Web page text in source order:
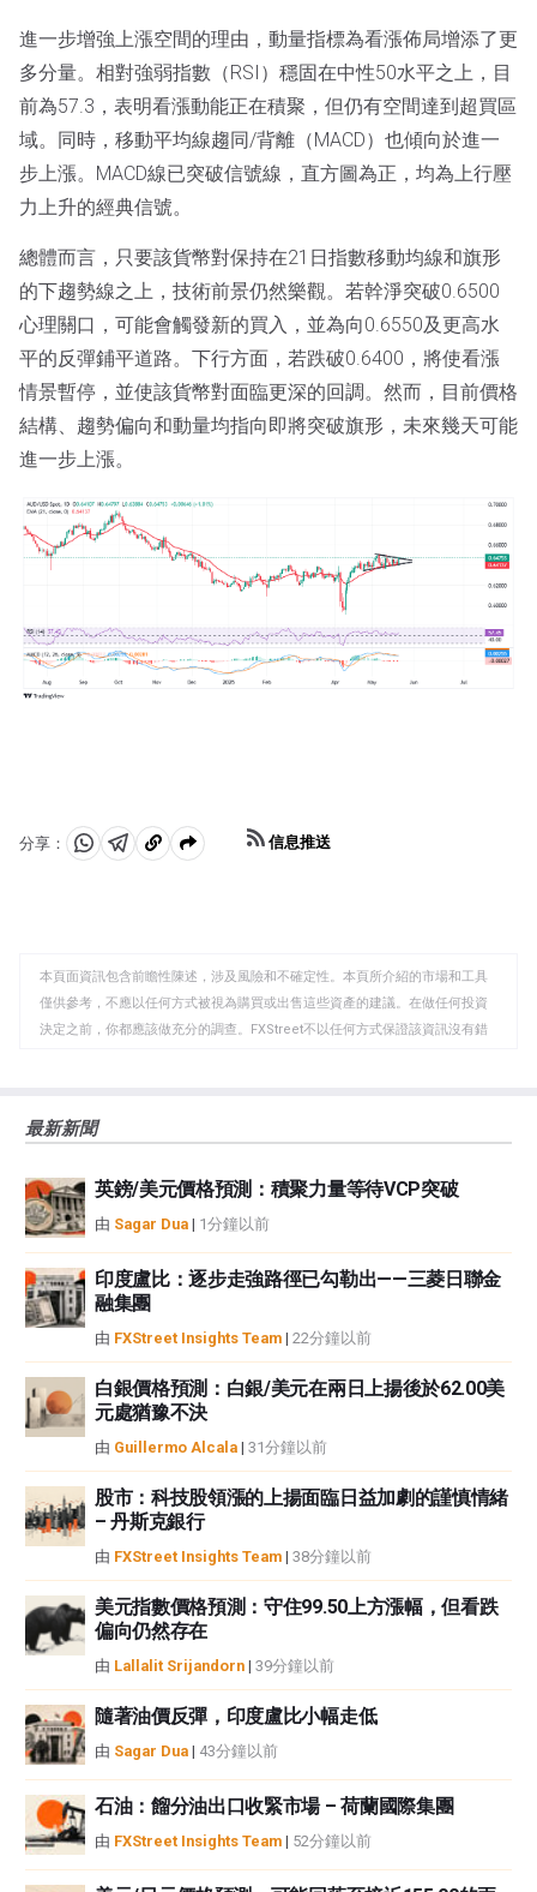
進一步增強上漲空間的理由，動量指標為看漲佈局增添了更
多分量。相對強弱指數（RSI）穩固在中性50水平之上，目
前為57.3，表明看漲動能正在積聚，但仍有空間達到超買區
域。同時，移動平均線趨同/背離（MACD）也傾向於進一
步上漲。MACD線已突破信號線，直方圖為正，均為上行壓
力上升的經典信號。
總體而言，只要該貨幣對保持在21日指數移動均線和旗形
的下趨勢線之上，技術前景仍然樂觀。若幹淨突破0.6500
心理關口，可能會觸發新的買入，並為向0.6550及更高水
平的反彈鋪平道路。下行方面，若跌破0.6400，將使看漲
情景暫停，並使該貨幣對面臨更深的回調。然而，目前價格
結構、趨勢偏向和動量均指向即將突破旗形，未來幾天可能
進一步上漲。
分享：
分 分 複
板
信息推送
本頁面資訊包含前瞻性陳述，涉及風險和不確定性。本頁所介紹的市場和工具
僅供參考，不應以任何方式被視為購買或出售這些資產的建議。在做任何投資
決定之前，你都應該做充分的調查。FXStreet不以任何方式保證該資訊沒有錯
觀點，並不代表FXStreet或其廣告商的官方政策或立場。作者不對本頁連結的
如果文章正文中沒有明確提到，在撰寫本文時，作者在本文中提到的任何股票
中都沒有頭寸，也沒有與文中提到的任何公司有業務關係。除了FXStreet，作
者沒有收到撰寫這篇文章的報酬。
FXStreet和作者不提供個性化的建議。作者對該資訊的準確性、完整性或適用
性不作任何陳述。FXStreet和作者將不承擔任何錯誤，遺漏或任何損失，傷害
或損害由此資訊及其顯示或使用引起的。錯誤和遺漏除外。本文作者和
FXStreet並非註冊投資顧問，本文內容無意提供任何投資建議。
最新新聞
英鎊/美元價格預測：積聚力量等待VCP突破
由 Sagar Dua | 1分鐘以前
印度盧比：逐步走強路徑已勾勒出——三菱日聯金
融集團
由 FXStreet Insights Team | 22分鐘以前
白銀價格預測：白銀/美元在兩日上揚後於62.00美
元處猶豫不決
由 Guillermo Alcala | 31分鐘以前
股市：科技股領漲的上揚面臨日益加劇的謹慎情緒
– 丹斯克銀行
由 FXStreet Insights Team | 38分鐘以前
美元指數價格預測：守住99.50上方漲幅，但看跌
偏向仍然存在
由 Lallalit Srijandorn | 39分鐘以前
隨著油價反彈，印度盧比小幅走低
由 Sagar Dua | 43分鐘以前
石油：餾分油出口收緊市場 – 荷蘭國際集團
由 FXStreet Insights Team | 52分鐘以前